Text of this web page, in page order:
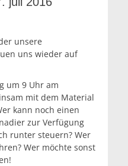
unsere
uns wieder auf
um 9 Uhr am
mit dem Material
kann noch einen
zur Verfügung
runter steuern? Wer
Wer möchte sonst